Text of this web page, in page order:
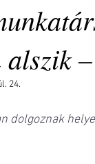
alszik
24.
dolgoznak